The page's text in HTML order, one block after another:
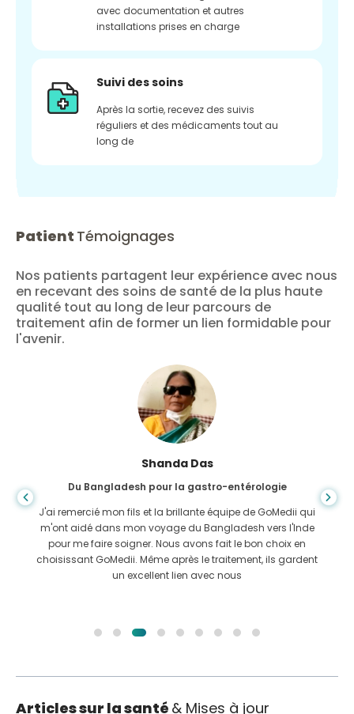
avec documentation et autres
installations prises en charge
Suivi des soins
Après la sortie, recevez des suivis
réguliers et des médicaments tout au
long de
Patient Témoignages
Nos patients partagent leur expérience avec nous
en recevant des soins de santé de la plus haute
qualité tout au long de leur parcours de
traitement afin de former un lien formidable pour
l'avenir.
Shanda Das
Du Bangladesh pour la gastro-entérologie
J'ai remercié mon fils et la brillante équipe de GoMedii qui
m'ont aidé dans mon voyage du Bangladesh vers l'Inde
pour me faire soigner. Nous avons fait le bon choix en
choisissant GoMedii. Même après le traitement, ils gardent
un excellent lien avec nous
Articles sur la santé & Mises à jour